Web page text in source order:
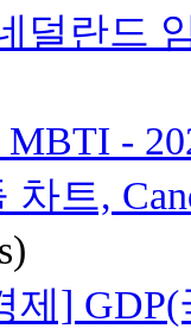
덜란드
-
차트,
제]